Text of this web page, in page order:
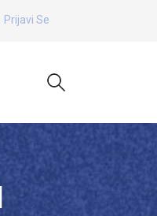
Prijavi Se